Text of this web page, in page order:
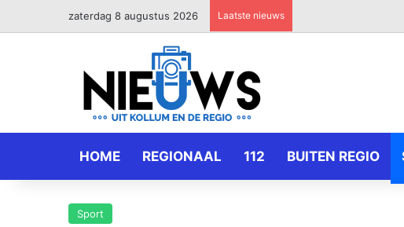
zaterdag 8 augustus 2026 Laatste nieuws
HOME REGIONAAL 112 BUITEN REGIO
Sport